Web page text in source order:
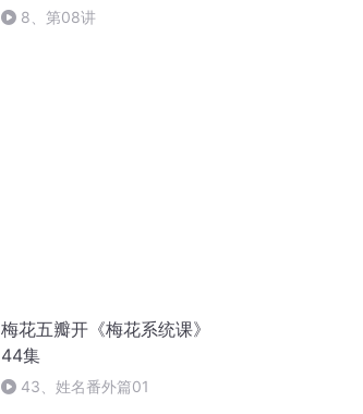
8、第08讲
梅花五瓣开《梅花系统课》
44集
43、姓名番外篇01